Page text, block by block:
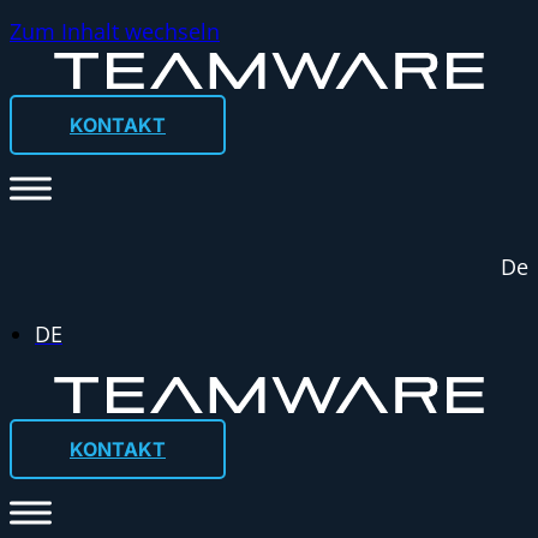
Zum Inhalt wechseln
KONTAKT
De
KONTAKT